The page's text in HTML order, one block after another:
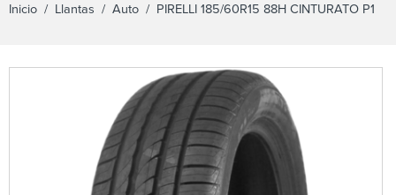
Inicio / Llantas / Auto / PIRELLI 185/60R15 88H CINTURATO P1